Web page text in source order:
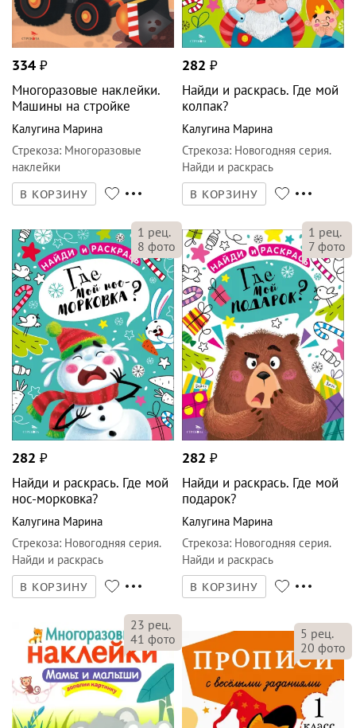
334 ₽
Многоразовые наклейки.
Машины на стройке
Калугина Марина
Стрекоза: Многоразовые
наклейки
В КОРЗИНУ
282 ₽
Найди и раскрась. Где мой
колпак?
Калугина Марина
Стрекоза: Новогодняя серия.
Найди и раскрась
В КОРЗИНУ
1 рец.
8 фото
282 ₽
Найди и раскрась. Где мой
нос-морковка?
Калугина Марина
Стрекоза: Новогодняя серия.
Найди и раскрась
В КОРЗИНУ
1 рец.
7 фото
282 ₽
Найди и раскрась. Где мой
подарок?
Калугина Марина
Стрекоза: Новогодняя серия.
Найди и раскрась
В КОРЗИНУ
23 рец.
41 фото 5 рец.
20 фото